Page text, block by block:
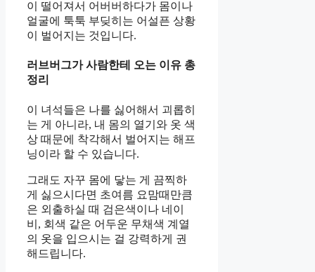
이 떨어져서 어버버하다가 몸이나
얼굴에 툭툭 부딪히는 어설픈 상황
이 벌어지는 것입니다.
러브버그가 사람한테 오는 이유 총
정리
이 녀석들은 나를 싫어해서 괴롭히
는 게 아니라, 내 몸의 열기와 옷 색
상 때문에 착각해서 벌어지는 해프
닝이라 할 수 있습니다.
그래도 자꾸 몸에 닿는 게 끔찍하
게 싫으시다면 초여름 요맘때만큼
은 외출하실 때 검은색이나 네이
비, 회색 같은 어두운 무채색 계열
의 옷을 입으시는 걸 강력하게 권
해드립니다.